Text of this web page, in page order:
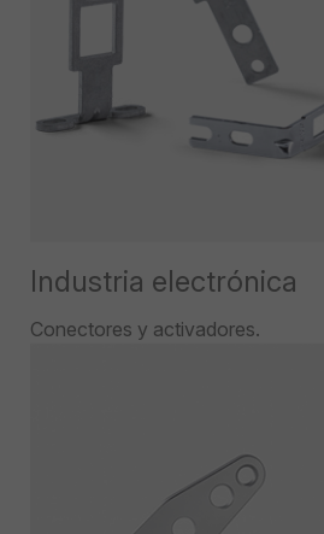
Industria electrónica
Conectores y activadores.